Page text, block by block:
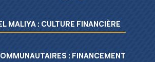
de la BIAT
MALIYA : CULTURE FINANCIÈRE
: FINANCEMENT